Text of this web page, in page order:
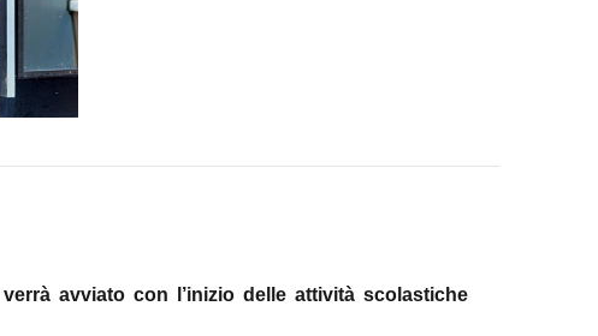
avviato con l’inizio delle attività scolastiche